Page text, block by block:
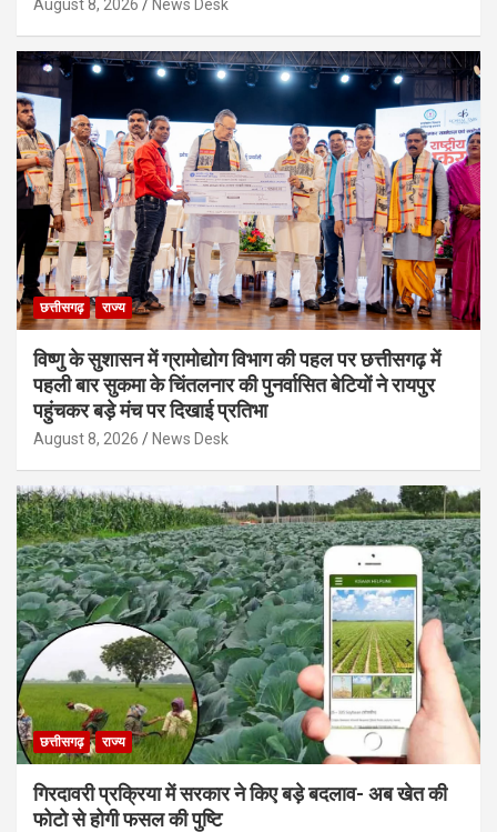
August 8, 2026 News Desk
छत्तीसगढ़ राज्य
विष्णु के सुशासन में ग्रामोद्योग विभाग की पहल पर छत्तीसगढ़ में
पहली बार सुकमा के चिंतलनार की पुनर्वासित बेटियों ने रायपुर
पहुंचकर बड़े मंच पर दिखाई प्रतिभा
August 8, 2026 News Desk
छत्तीसगढ़ राज्य
गिरदावरी प्रक्रिया में सरकार ने किए बड़े बदलाव- अब खेत की
फोटो से होगी फसल की पुष्टि